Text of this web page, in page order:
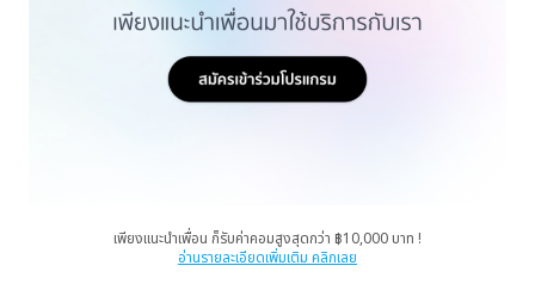
เพียงแนะนำเพื่อน ก็รับค่าคอมสูงสุดกว่า ฿10,000 บาท !
อ่านรายละเอียดเพิ่มเติม คลิกเลย